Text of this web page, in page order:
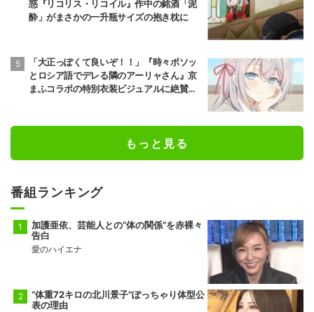
惑『リコリス・リコイル』作中の銘酒「泥
酔」がまさかの一升瓶サイズの抱き枕に
「大正っぽくて良いぞ！！」『時々ボソッ
とロシア語でデレる隣のアーリャさん』京
まふコラボの特別衣装ビジュアルに絶賛の
もっと見る
番組ランキング
加護亜依、芸能人との“体の関係”を赤裸々
告白
愛のハイエナ
“体重72キロの北川景子”ぽっちゃり体型公
表の理由